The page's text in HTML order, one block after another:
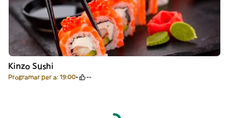
Kinzo Sushi
Programar per a: 19:00 --